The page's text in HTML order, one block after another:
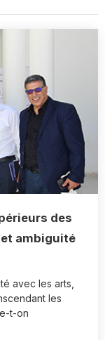
des
ambiguité
avec les arts,
les
t-on